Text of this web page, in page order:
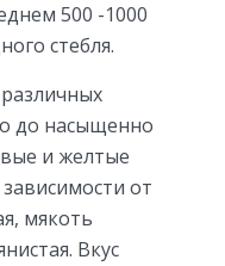
500 -1000
стебля.
до насыщенно
и желтые
от
мякоть
Вкус